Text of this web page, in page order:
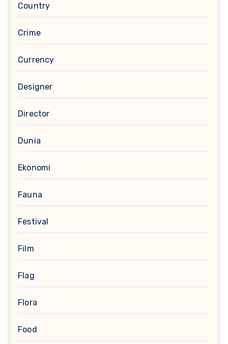
Country
Crime
Currency
Designer
Director
Dunia
Ekonomi
Fauna
Festival
Film
Flag
Flora
Food